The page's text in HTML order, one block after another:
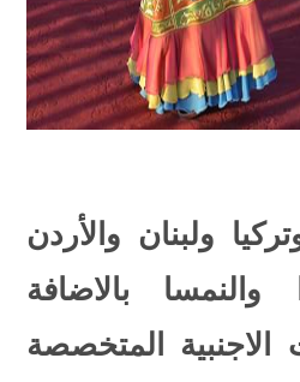
ولبنان والأردن
والنمسا بالاضافة
المتخصصة